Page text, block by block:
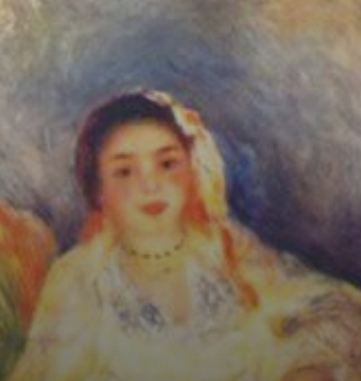
Il periodo aspro di
Renoir: contorni
più netti e colori
opachi.